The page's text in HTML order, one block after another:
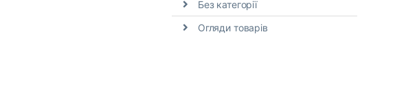
Без категорії
Огляди товарів